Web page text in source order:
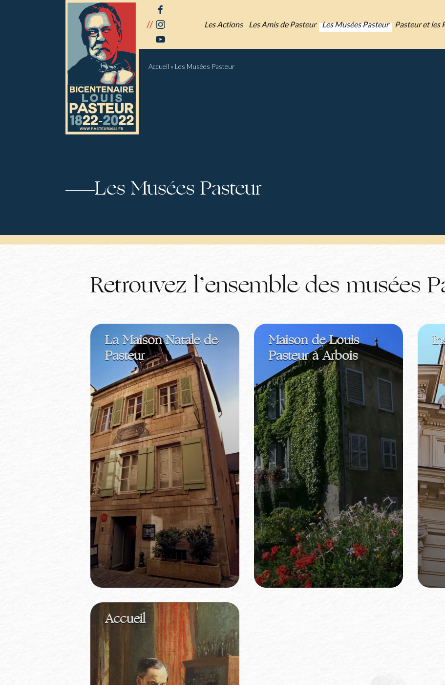
//
facebook
instagram
youtube
Les Actions Les Amis de Pasteur Les Musées Pasteur Pasteur et les
Accueil » Les Musées Pasteur
Les Musées Pasteur
Retrouvez l’ensemble des musées
La Maison Natale de
Pasteur
Maison de Louis
Pasteur à Arbois
Accueil
Panneau de gestion des cookies